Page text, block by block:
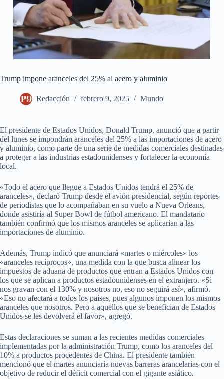
Trump impone aranceles del 25% al acero y aluminio
Redacción febrero 9, 2025 Mundo
El presidente de Estados Unidos, Donald Trump, anunció que a partir
del lunes se impondrán aranceles del 25% a las importaciones de acero
y aluminio, como parte de una serie de medidas comerciales destinadas
a proteger a las industrias estadounidenses y fortalecer la economía
local.
«Todo el acero que llegue a Estados Unidos tendrá el 25% de
aranceles», declaró Trump desde el avión presidencial, según reportes
de periodistas que lo acompañaban en su vuelo a Nueva Orleans,
donde asistiría al Super Bowl de fútbol americano. El mandatario
también confirmó que los mismos aranceles se aplicarían a las
importaciones de aluminio.
Además, Trump indicó que anunciará «martes o miércoles» los
«aranceles recíprocos», una medida con la que busca alinear los
impuestos de aduana de productos que entran a Estados Unidos con
los que se aplican a productos estadounidenses en el extranjero. «Si
nos gravan con el 130% y nosotros no, eso no seguirá así», afirmó.
«Eso no afectará a todos los países, pues algunos imponen los mismos
aranceles que nosotros. Pero a aquellos que se benefician de Estados
Unidos se les devolverá el favor», agregó.
Estas declaraciones se suman a las recientes medidas comerciales
implementadas por la administración Trump, como los aranceles del
10% a productos procedentes de China. El presidente también
mencionó que el martes anunciaría nuevas barreras arancelarias con el
objetivo de reducir el déficit comercial con el gigante asiático.